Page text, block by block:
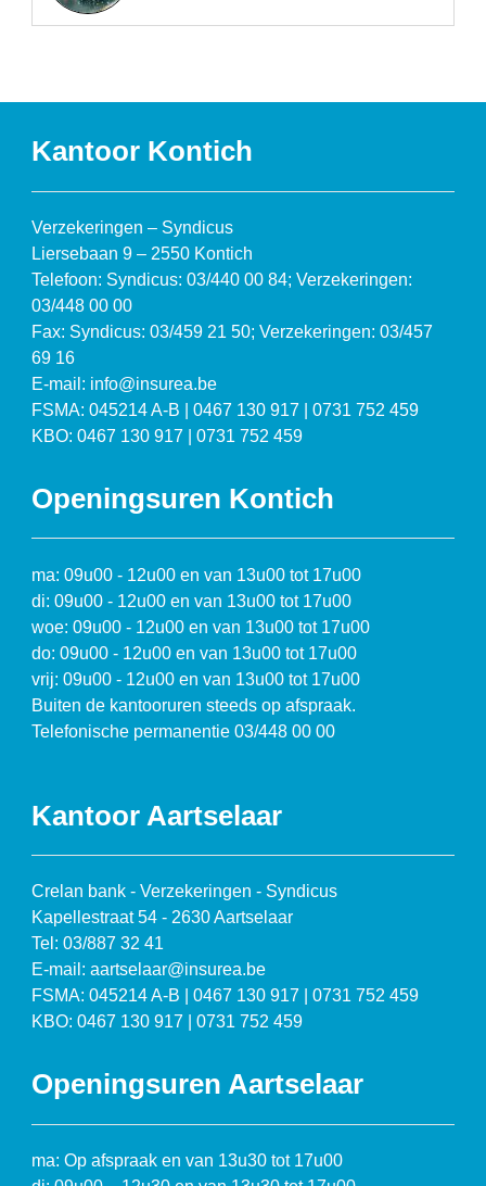
Kantoor Kontich
Verzekeringen – Syndicus
Liersebaan 9 – 2550 Kontich
Telefoon: Syndicus: 03/440 00 84; Verzekeringen:
03/448 00 00
Fax: Syndicus: 03/459 21 50; Verzekeringen: 03/457
69 16
E-mail: info@insurea.be
FSMA: 045214 A-B | 0467 130 917 | 0731 752 459
KBO: 0467 130 917 | 0731 752 459
Openingsuren Kontich
ma: 09u00 - 12u00 en van 13u00 tot 17u00
di: 09u00 - 12u00 en van 13u00 tot 17u00
woe: 09u00 - 12u00 en van 13u00 tot 17u00
do: 09u00 - 12u00 en van 13u00 tot 17u00
vrij: 09u00 - 12u00 en van 13u00 tot 17u00
Buiten de kantooruren steeds op afspraak.
Telefonische permanentie 03/448 00 00
Kantoor Aartselaar
Crelan bank - Verzekeringen - Syndicus
Kapellestraat 54 - 2630 Aartselaar
Tel: 03/887 32 41
E-mail: aartselaar@insurea.be
FSMA: 045214 A-B | 0467 130 917 | 0731 752 459
KBO: 0467 130 917 | 0731 752 459
Openingsuren Aartselaar
ma: Op afspraak en van 13u30 tot 17u00